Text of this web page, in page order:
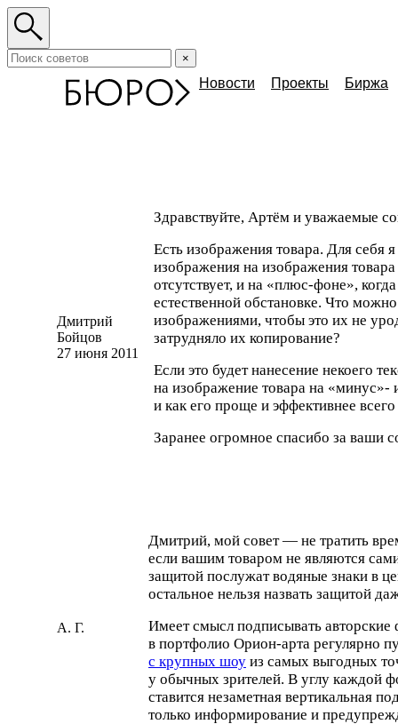
×
Новости Проекты Биржа
Дмитрий
Бойцов
27 июня 2011
Здравствуйте, Артём и уважаемые
Есть изображения товара. Для себя
изображения на изображения
отсутствует, и на «плюс-фоне»,
естественной обстановке. Что
изображениями, чтобы это их не
затрудняло их копирование?
Если это будет нанесение некоего
на изображение товара на «минус»-
и как его проще и эффективнее
Заранее огромное спасибо за ваши
А. Г.
Дмитрий, мой совет — не тратить
если вашим товаром не являются
защитой послужат водяные знаки в
остальное нельзя назвать защитой
Имеет смысл подписывать
в портфолио Орион-арта регулярно
с крупных шоу из самых выгодных
у обычных зрителей. В углу каждой
ставится незаметная вертикальная
только информирование и